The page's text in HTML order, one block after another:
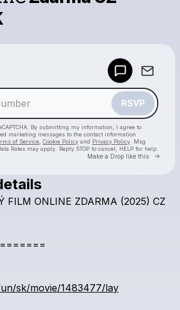
RSVP
By submitting my information, I agree to
marketing messages to the contact information
of Service Cookie Policy and Privacy Policy . Msg
Rates may apply. Reply STOP to cancel, HELP for help.
Make a Drop like this Go
Check your texts
FILM ONLINE ZDARMA (2025) CZ
sk/movie/1483477/lay